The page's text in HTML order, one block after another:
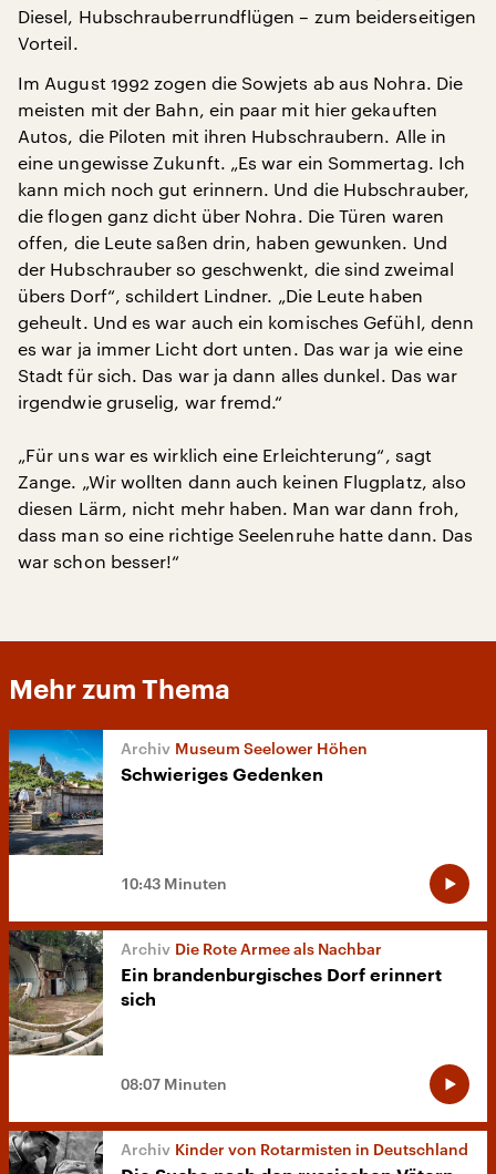
Diesel, Hubschrauberrundflügen – zum beiderseitigen
Vorteil.
Im August 1992 zogen die Sowjets ab aus Nohra. Die
meisten mit der Bahn, ein paar mit hier gekauften
Autos, die Piloten mit ihren Hubschraubern. Alle in
eine ungewisse Zukunft. „Es war ein Sommertag. Ich
kann mich noch gut erinnern. Und die Hubschrauber,
die flogen ganz dicht über Nohra. Die Türen waren
offen, die Leute saßen drin, haben gewunken. Und
der Hubschrauber so geschwenkt, die sind zweimal
übers Dorf“, schildert Lindner. „Die Leute haben
geheult. Und es war auch ein komisches Gefühl, denn
es war ja immer Licht dort unten. Das war ja wie eine
Stadt für sich. Das war ja dann alles dunkel. Das war
irgendwie gruselig, war fremd.“
„Für uns war es wirklich eine Erleichterung“, sagt
Zange. „Wir wollten dann auch keinen Flugplatz, also
diesen Lärm, nicht mehr haben. Man war dann froh,
dass man so eine richtige Seelenruhe hatte dann. Das
war schon besser!“
Mehr zum Thema
Museum Seelower Höhen
Schwieriges Gedenken
10:43 Minuten
Die Rote Armee als Nachbar
Ein brandenburgisches Dorf erinnert
sich
08:07 Minuten
Kinder von Rotarmisten in Deutschland